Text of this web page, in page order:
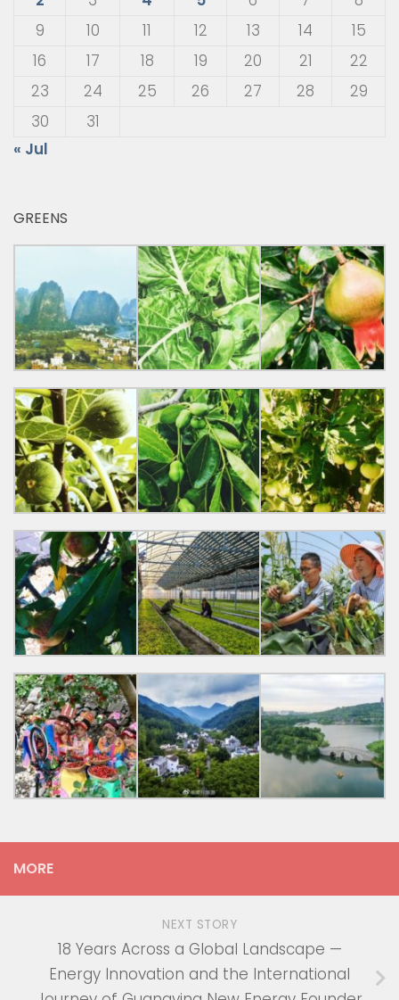
9
10 11 12 13 14
15
16
17 18 19 20 21
22
23
24 25 26 27 28
29
30
31
« Jul
GREENS
MORE
NEXT STORY
18 Years Across a Global Landscape —
Energy Innovation and the International